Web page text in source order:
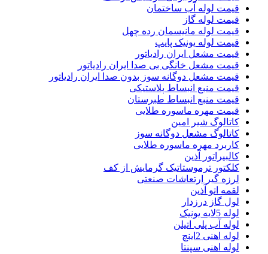
قیمت لوله آب ساختمان
قیمت لوله گاز
قیمت لوله مانیسمان رده چهل
قیمت لوله یونیک پایپ
قیمت مشعل ایران رادیاتور
قیمت مشعل خانگی بی صدا ایران رادیاتور
قیمت مشعل دوگانه سوز بدون صدا ایران رادیاتور
قیمت منبع انبساط پلاستیکی
قیمت منبع انبساط طبرستان
قیمت مهره ماسوره طلایی
کاتالوگ شیر امین
کاتالوگ مشعل دوگانه سوز
کاربرد مهره ماسوره طلایی
کالبیراتور آذین
کلکتور ترموستاتیک گرمایش از کف
لرزه گیر ارتعاشات صنعتی
لقمه اتو آذین
لول گاز درزدار
لوله 5لایه یونیک
لوله آب پلی اتیلن
لوله اهنی 2اینچ
لوله اهنی سپنتا